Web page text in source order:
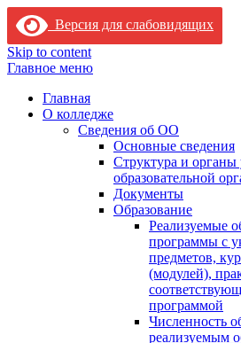
Версия для слабовидящих
Skip to content
Главное меню
Главная
О колледже
Сведения об ОО
Основные сведения
Структура и органы
образовательной
Документы
Образование
Реализуемые
программы с
предметов,
(модулей),
программой
Численность
реализуемым